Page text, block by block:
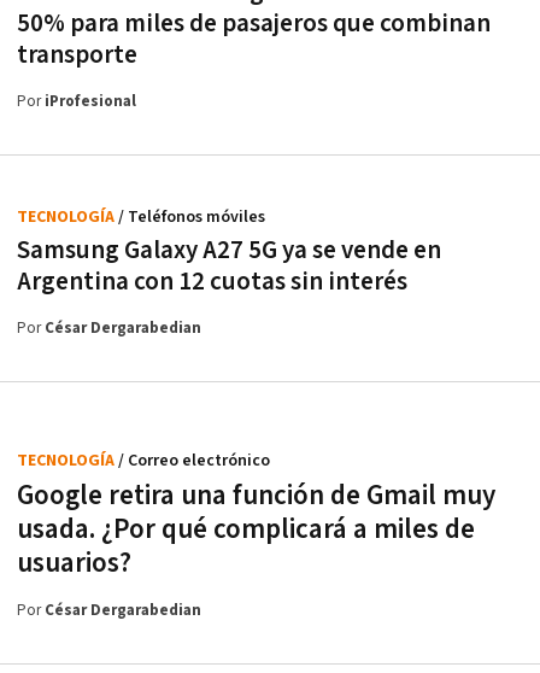
50% para miles de pasajeros que combinan
transporte
PoriProfesional
Samsung Galaxy A27 5G ya se vende en
Argentina con 12 cuotas sin interés
TECNOLOGÍA/ Teléfonos móviles
PorCésar Dergarabedian
Google retira una función de Gmail muy
usada. ¿Por qué complicará a miles de
usuarios?
TECNOLOGÍA/ Correo electrónico
PorCésar Dergarabedian